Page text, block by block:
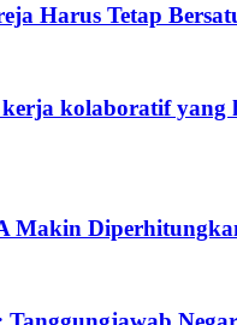
Harus Tetap
kolaboratif
Makin